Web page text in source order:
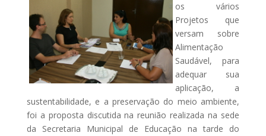
os vários
Projetos que
versam sobre
Alimentação
Saudável, para
adequar sua
aplicação, a
sustentabilidade, e a preservação do meio ambiente,
foi a proposta discutida na reunião realizada na sede
da Secretaria Municipal de Educação na tarde do